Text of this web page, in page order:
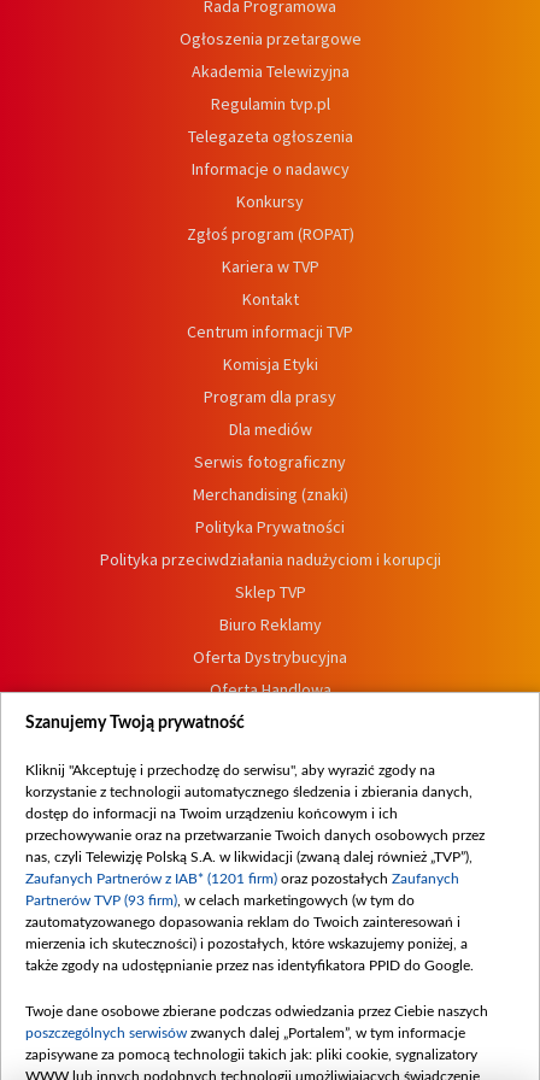
Rada Programowa
Ogłoszenia przetargowe
Akademia Telewizyjna
Regulamin tvp.pl
Telegazeta ogłoszenia
Informacje o nadawcy
Konkursy
Zgłoś program (ROPAT)
Kariera w TVP
Kontakt
Centrum informacji TVP
Komisja Etyki
Program dla prasy
Dla mediów
Serwis fotograficzny
Merchandising (znaki)
Polityka Prywatności
Polityka przeciwdziałania nadużyciom i korupcji
Sklep TVP
Biuro Reklamy
Oferta Dystrybucyjna
Oferta Handlowa
Dostępność
Procedura zgłoszeń wewnętrznych
Szanujemy Twoją prywatność
Kliknij "Akceptuję i przechodzę do serwisu", aby wyrazić zgody na
korzystanie z technologii automatycznego śledzenia i zbierania danych,
dostęp do informacji na Twoim urządzeniu końcowym i ich
przechowywanie oraz na przetwarzanie Twoich danych osobowych przez
nas, czyli Telewizję Polską S.A. w likwidacji (zwaną dalej również „TVP”),
Zaufanych Partnerów z IAB* (1201 firm) oraz pozostałych Zaufanych
Partnerów TVP (93 firm) , w celach marketingowych (w tym do
zautomatyzowanego dopasowania reklam do Twoich zainteresowań i
mierzenia ich skuteczności) i pozostałych, które wskazujemy poniżej, a
także zgody na udostępnianie przez nas identyfikatora PPID do Google.
Twoje dane osobowe zbierane podczas odwiedzania przez Ciebie naszych
poszczególnych serwisów zwanych dalej „Portalem”, w tym informacje
zapisywane za pomocą technologii takich jak: pliki cookie, sygnalizatory
WWW lub innych podobnych technologii umożliwiających świadczenie